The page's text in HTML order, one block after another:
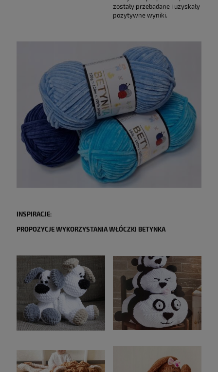
zostały przebadane i uzyskały
pozytywne wyniki.
INSPIRACJE:
PROPOZYCJE WYKORZYSTANIA WŁÓCZKI BETYNKA